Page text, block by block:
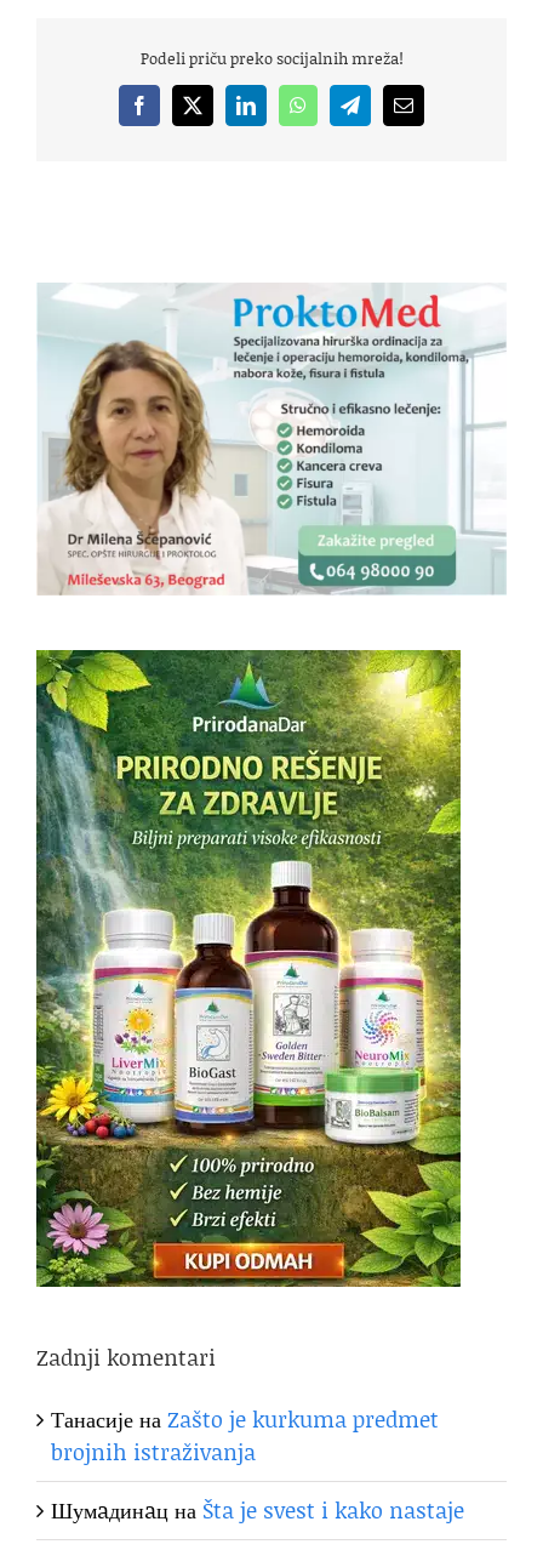
Podeli priču preko socijalnih mreža!
Facebook
X LinkedInWhatsAppTelegramEmail
Zadnji komentari
ТанасијенаZašto je kurkuma predmet
brojnih istraživanja
Шумaдинaцна Šta je svest i kako nastaje